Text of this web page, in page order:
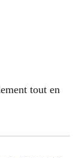
tout en